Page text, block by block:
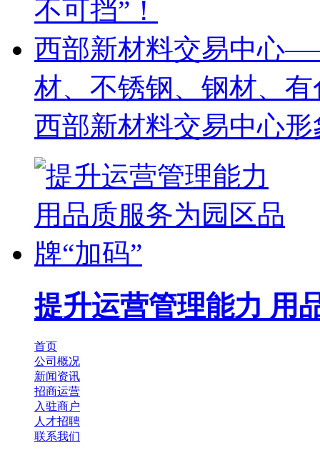
不可挡”！
西部新材料交易中心
材、不锈钢、钢材、
西部新材料交易中心
提升运营管理能力 用
首页
公司概况
新闻资讯
招商运营
入驻商户
人才招聘
联系我们